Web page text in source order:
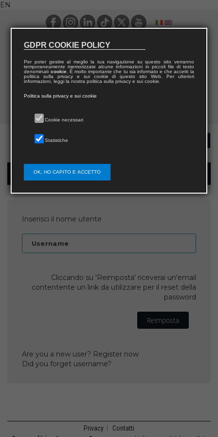
EN
Password recovery
Inserisci il nome utente
Username
Cliccando su 'Reimposta' riceverai un'email
contentente un link da utilizzare per il reset della
password
Reimposta
Are you a new user? Register now
Did you forget username?
Privacy Contatti
GDPR COOKIE POLICY
Per poter gestire al meglio la tua navigazione su questo sito verranno
temporaneamente memorizzate alcune informazioni in piccoli file di testo
denominati cookie. È molto importante che tu sia informato e che accetti la
politica sulla privacy e sui cookie di questo sito Web. Per ulteriori
informazioni, leggi la nostra politica sulla privacy e sui cookie.
Politica sulla privacy e sui cookie
Cookie necessari
Statistiche
OK, HO CAPITO E ACCETTO